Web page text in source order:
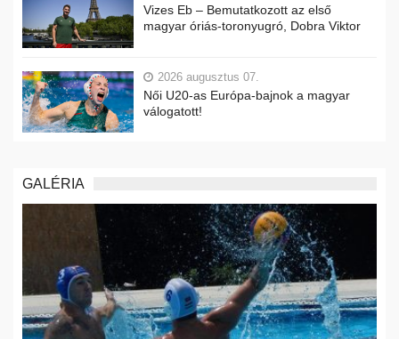
Vizes Eb – Bemutatkozott az első
magyar óriás-toronyugró, Dobra Viktor
2026 augusztus 07.
Női U20-as Európa-bajnok a magyar
válogatott!
GALÉRIA